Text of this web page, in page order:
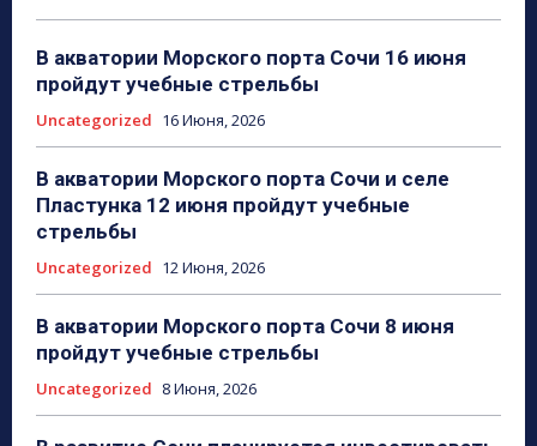
В акватории Морского порта Сочи 16 июня
пройдут учебные стрельбы
Uncategorized 16 Июня, 2026
В акватории Морского порта Сочи и селе
Пластунка 12 июня пройдут учебные
стрельбы
Uncategorized 12 Июня, 2026
В акватории Морского порта Сочи 8 июня
пройдут учебные стрельбы
Uncategorized 8 Июня, 2026